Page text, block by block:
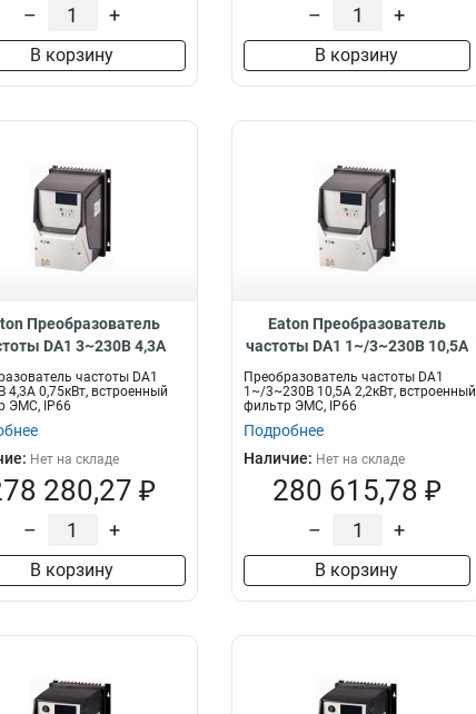
– +
В корзину
– +
В корзину
Преобразователь
DA1 3~230В 4,3A
встроенный фильтр
DA1-324D3FB-B66C
частоты DA1
4,3A 0,75кВт, встроенный
ЭМС, IP66
Нет на складе
280,27 ₽
– +
В корзину
Eaton Преобразователь
частоты DA1 1~/3~230В 10,5A
2,2кВт, встроенный фильтр
ЭМС, IP66 DA1-12011FB-B66C
Преобразователь частоты DA1
1~/3~230В 10,5A 2,2кВт, встроенный
фильтр ЭМС, IP66
Подробнее
Наличие: Нет на складе
280 615,78 ₽
– +
В корзину